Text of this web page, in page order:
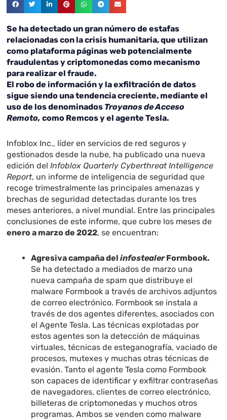
Se ha detectado un gran número de estafas
relacionadas con la crisis humanitaria, que utilizan
como plataforma páginas web potencialmente
fraudulentas y criptomonedas como mecanismo
para realizar el fraude.
El robo de información y la exfiltración de datos
sigue siendo una tendencia creciente, mediante el
uso de los denominados Troyanos de Acceso
Remoto,como Remcos y el agente Tesla.
Infoblox Inc., líder en servicios de red seguros y
gestionados desde la nube, ha publicado una nueva
edición delInfoblox Quarterly Cyberthreat Intelligence
Report, un informe de inteligencia de seguridad que
recoge trimestralmente las principales amenazas y
brechas de seguridad detectadas durante los tres
meses anteriores, a nivel mundial. Entre las principales
conclusiones de este informe, que cubre los meses de
enero a marzo de 2022, se encuentran:
Agresiva campaña delinfostealerFormbook.
Se ha detectado a mediados de marzo una
nueva campaña de spam que distribuye el
malware Formbook a través de archivos adjuntos
de correo electrónico. Formbook se instala a
través de dos agentes diferentes, asociados con
el Agente Tesla. Las técnicas explotadas por
estos agentes son la detección de máquinas
virtuales, técnicas de esteganografía, vaciado de
procesos, mutexes y muchas otras técnicas de
evasión. Tanto el agente Tesla como Formbook
son capaces de identificar y exfiltrar contraseñas
de navegadores, clientes de correo electrónico,
billeteras de criptomonedas y muchos otros
programas. Ambos se venden como malware